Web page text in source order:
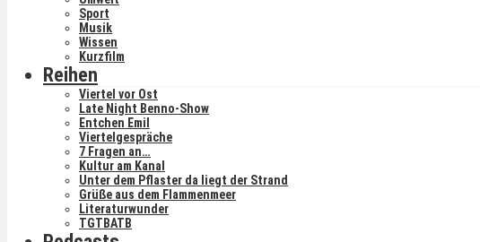
Sport
Musik
Wissen
Kurzfilm
Reihen
Viertel vor Ost
Late Night Benno-Show
Entchen Emil
Viertelgespräche
7 Fragen an…
Kultur am Kanal
Unter dem Pflaster da liegt der Strand
Grüße aus dem Flammenmeer
Literaturwunder
TGTBATB